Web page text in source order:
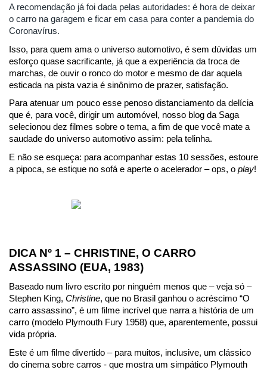
A recomendação já foi dada pelas autoridades: é hora de deixar
o carro na garagem e ficar em casa para conter a pandemia do
Coronavírus.
Isso, para quem ama o universo automotivo, é sem dúvidas um
esforço quase sacrificante, já que a experiência da troca de
marchas, de ouvir o ronco do motor e mesmo de dar aquela
esticada na pista vazia é sinônimo de prazer, satisfação.
Para atenuar um pouco esse penoso distanciamento da delícia
que é, para você, dirigir um automóvel, nosso blog da Saga
selecionou dez filmes sobre o tema, a fim de que você mate a
saudade do universo automotivo assim: pela telinha.
E não se esqueça: para acompanhar estas 10 sessões, estoure
a pipoca, se estique no sofá e aperte o acelerador – ops, o play!
DICA Nº 1 – CHRISTINE, O CARRO
ASSASSINO (EUA, 1983)
Baseado num livro escrito por ninguém menos que – veja só –
Stephen King, Christine, que no Brasil ganhou o acréscimo “O
carro assassino”, é um filme incrível que narra a história de um
carro (modelo Plymouth Fury 1958) que, aparentemente, possui
vida própria.
Este é um filme divertido – para muitos, inclusive, um clássico
do cinema sobre carros - que mostra um simpático Plymouth